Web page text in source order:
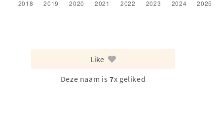
Like
Deze naam is 7x geliked